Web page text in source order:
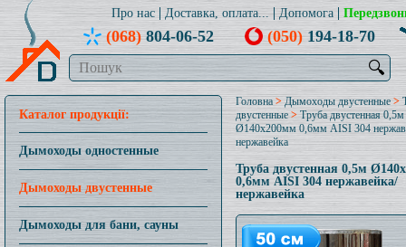
Про нас Доставка, оплата... Допомога
(068)804-06-52 (050)194-18-70
🔍
Каталог продукції:
Дымоходы одностенные
Дымоходы двустенные
Дымоходы для бани, сауны
Головна > Дымоходы двустенные >
двустенные>Труба двустенная 0,5м
Ø140x200мм 0,6мм AISI 304
нержавейка
Труба двустенная 0,5м
0,6мм AISI 304 нержавейка/
нержавейка